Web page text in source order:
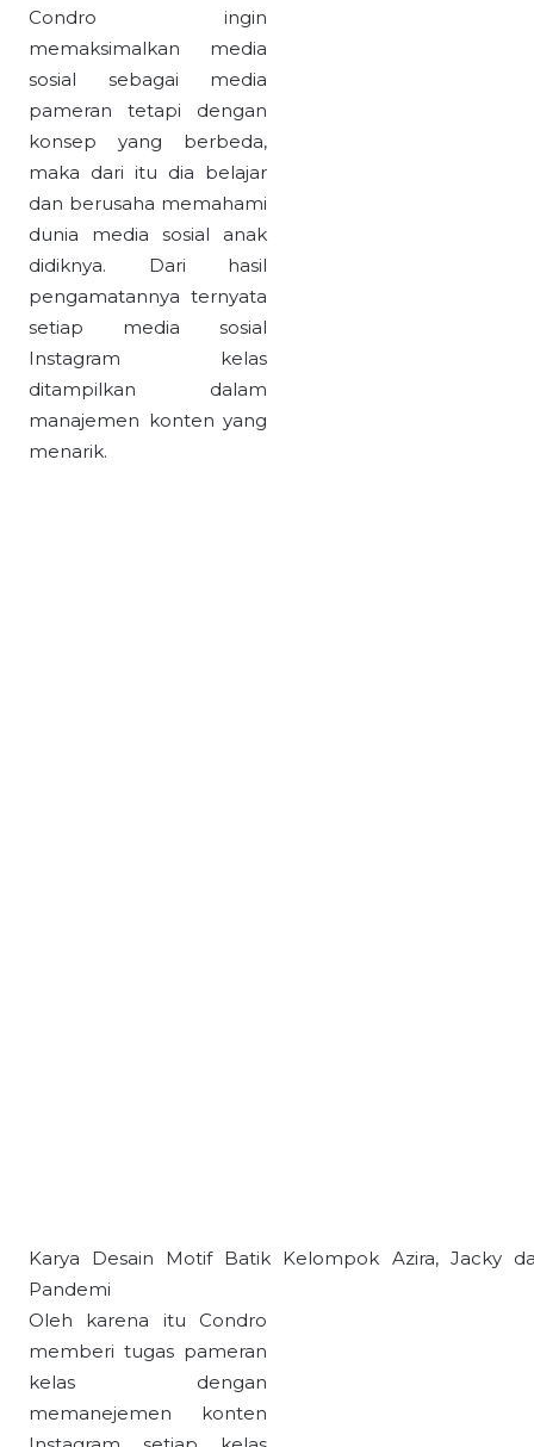
Condro ingin
memaksimalkan media
sosial sebagai media
pameran tetapi dengan
konsep yang berbeda,
maka dari itu dia belajar
dan berusaha memahami
dunia media sosial anak
didiknya. Dari hasil
pengamatannya ternyata
setiap media sosial
Instagram kelas
ditampilkan dalam
manajemen konten yang
menarik.
Karya Desain Motif Batik Kelompok Azira, Jacky
Pandemi
Oleh karena itu Condro
memberi tugas pameran
kelas dengan
memanejemen konten